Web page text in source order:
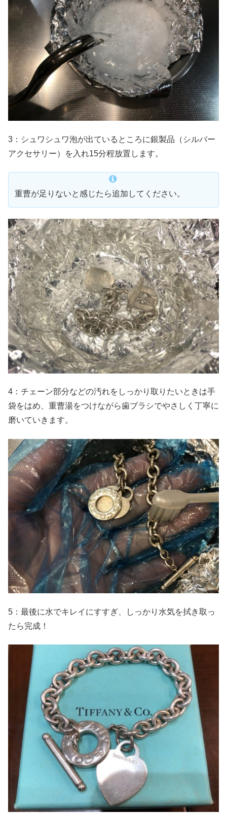
3：シュワシュワ泡が出ているところに銀製品（シルバー
アクセサリー）を入れ15分程放置します。
重曹が足りないと感じたら追加してください。
4：チェーン部分などの汚れをしっかり取りたいときは手
袋をはめ、重曹湯をつけながら歯ブラシでやさしく丁寧に
磨いていきます。
5：最後に水でキレイにすすぎ、しっかり水気を拭き取っ
たら完成！